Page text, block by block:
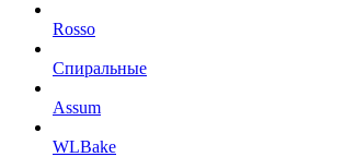
Rosso
Спиральные
Assum
WLBake